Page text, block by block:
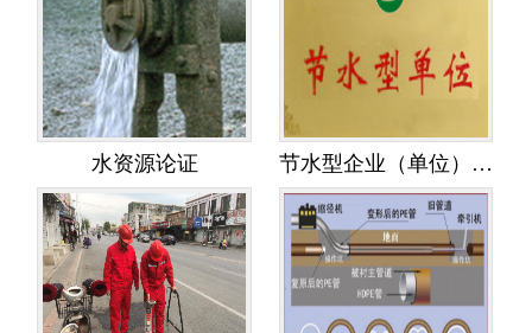
水资源论证 节水型企业（单位）创建